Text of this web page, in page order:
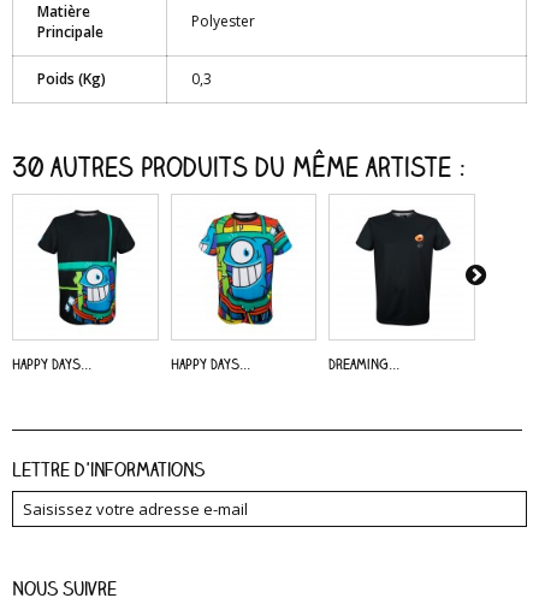
Matière
Principale
Polyester
Poids (Kg) 0,3
30 autres produits du même artiste :
Happy Days... Happy Days... Dreaming...
Lettre d'informations
Nous suivre